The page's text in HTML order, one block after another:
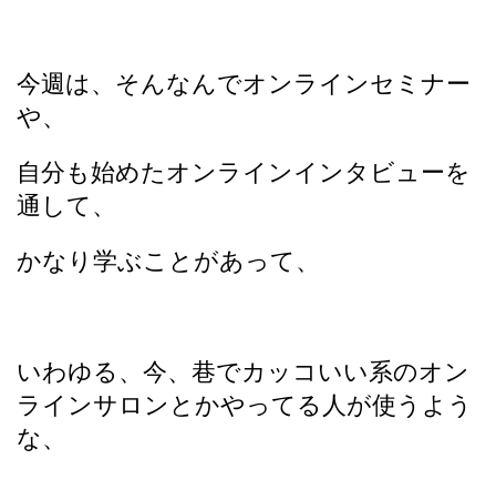
今週は、そんなんでオンラインセミナー
や、
自分も始めたオンラインインタビューを
通して、
かなり学ぶことがあって、
いわゆる、今、巷でカッコいい系のオン
ラインサロンとかやってる人が使うよう
な、